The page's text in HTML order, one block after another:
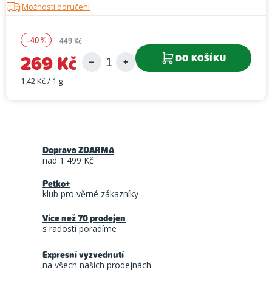
Možnosti doručení
449 Kč
–40 %
269 Kč
Měrná cena:
1,42 Kč / 1 g
DO KOŠÍKU
Doprava ZDARMA
nad 1 499 Kč
Petko+
klub pro věrné zákazníky
Více než 70 prodejen
s radostí poradíme
Expresní vyzvednutí
na všech našich prodejnách